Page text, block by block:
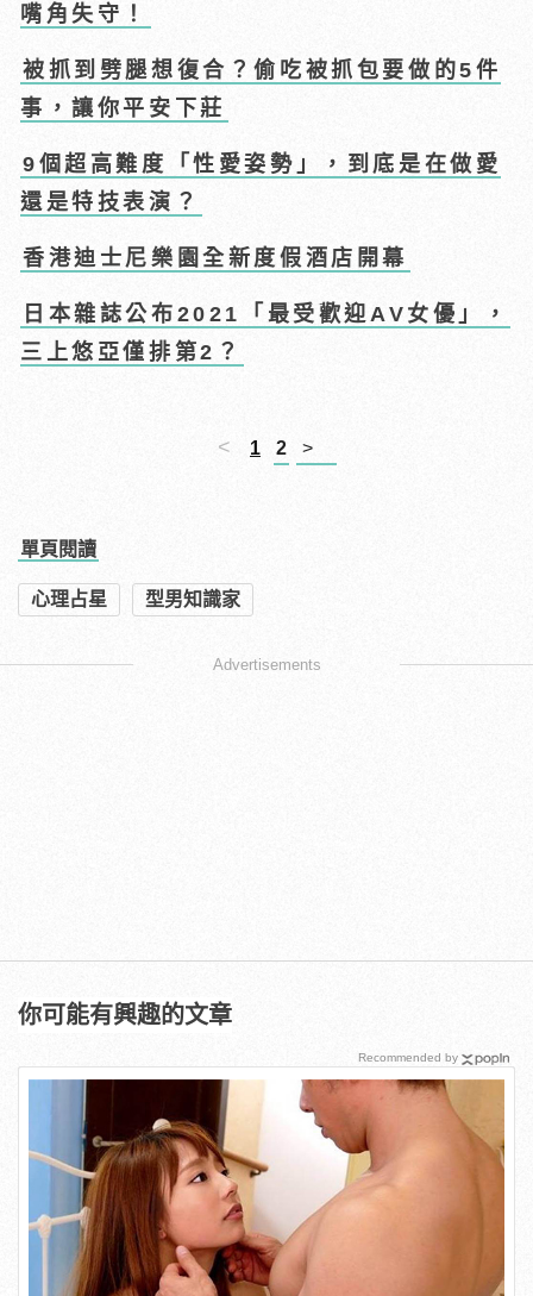
嘴角失守！
被抓到劈腿想復合？偷吃被抓包要做的5件
事，讓你平安下莊
9個超高難度「性愛姿勢」，到底是在做愛
還是特技表演？
香港迪士尼樂園全新度假酒店開幕
日本雜誌公布2021「最受歡迎AV女優」，
三上悠亞僅排第2？
< 1 2 >
單頁閱讀
心理占星 型男知識家
Advertisements
你可能有興趣的文章
Recommended by